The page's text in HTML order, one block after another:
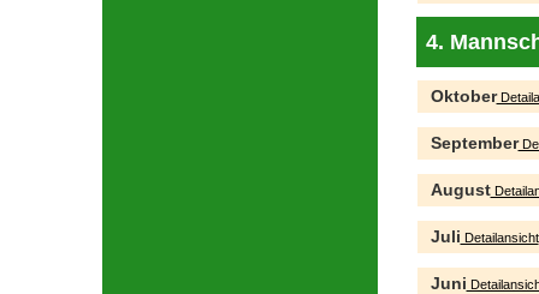
4.
Oktober
September
August
Juli Detailansicht
Juni